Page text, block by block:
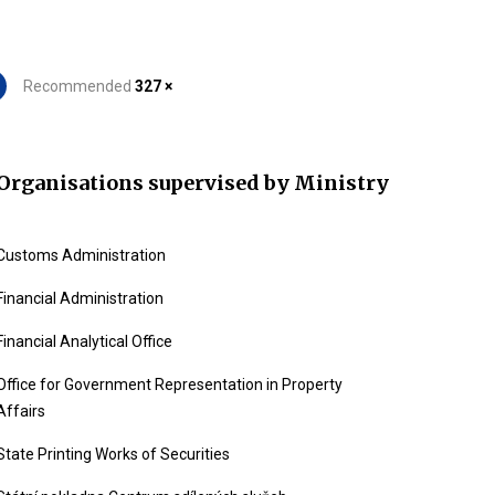
Recommended 327 ×
supervised by Ministry
Administration
Administration
Analytical Office
for Government Representation in Property
Printing Works of Securities